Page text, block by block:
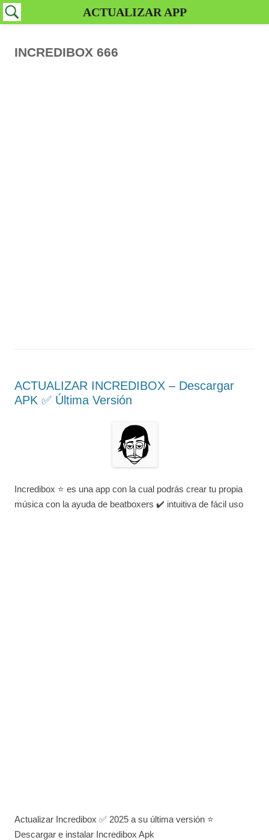
INCREDIBOX 666
ACTUALIZAR INCREDIBOX – Descargar
APK ✅️ Última Versión
Incredibox ⭐ es una app con la cual podrás crear tu propia
música con la ayuda de beatboxers ✔️ intuitiva de fácil uso
Actualizar Incredibox ✅ 2025 a su última versión ⭐
Descargar e instalar Incredibox Apk
ACTUALIZAR APP